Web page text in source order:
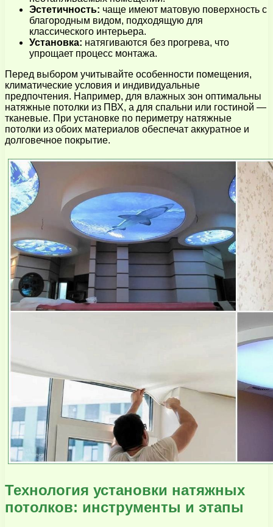
Эстетичность: чаще имеют матовую поверхность с
благородным видом, подходящую для
классического интерьера.
Установка: натягиваются без прогрева, что
упрощает процесс монтажа.
Перед выбором учитывайте особенности помещения,
климатические условия и индивидуальные
предпочтения. Например, для влажных зон оптимальны
натяжные потолки из ПВХ, а для спальни или гостиной —
тканевые. При установке по периметру натяжные
потолки из обоих материалов обеспечат аккуратное и
долговечное покрытие.
Технология установки натяжных
потолков: инструменты и этапы